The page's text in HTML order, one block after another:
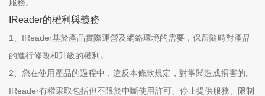
服務。
IReader的權利與義務
1、IReader基於產品實際運營及網絡環境的需要，保留隨時對產品
的進行修改和升級的權利。
2、您在使用產品的過程中，違反本條款規定，對掌閱造成損害的。
IReader有權采取包括但不限於中斷使用許可、停止提供服務、限制